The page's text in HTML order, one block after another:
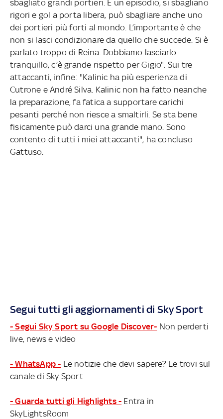
sbagliato grandi portieri. È un episodio, si sbagliano
rigori e gol a porta libera, può sbagliare anche uno
dei portieri più forti al mondo. L’importante è che
non si lasci condizionare da quello che succede. Si è
parlato troppo di Reina. Dobbiamo lasciarlo
tranquillo, c’è grande rispetto per Gigio". Sui tre
attaccanti, infine: "Kalinic ha più esperienza di
Cutrone e André Silva. Kalinic non ha fatto neanche
la preparazione, fa fatica a supportare carichi
pesanti perché non riesce a smaltirli. Se sta bene
fisicamente può darci una grande mano. Sono
contento di tutti i miei attaccanti", ha concluso
Gattuso.
Segui tutti gli aggiornamenti di Sky Sport
- Segui Sky Sport su Google Discover- Non perderti
live, news e video
- WhatsApp - Le notizie che devi sapere? Le trovi sul
canale di Sky Sport
- Guarda tutti gli Highlights - Entra in
SkyLightsRoom